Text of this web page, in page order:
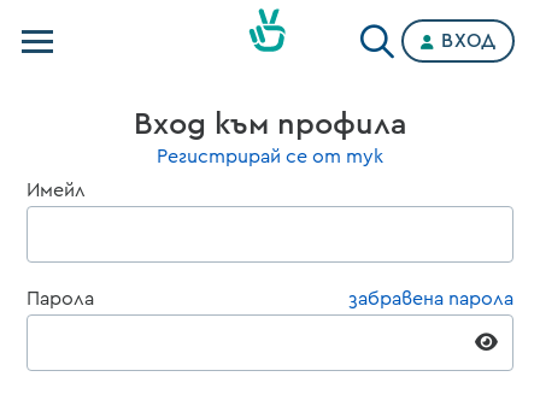
Категории
ВХОД
Вход към профила
Регистрирай се от тук
Имейл
Парола забравена парола